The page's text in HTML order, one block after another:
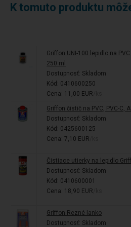
K tomuto produktu
Griffon UNI-100 lepidlo na
250 ml
Dostupnosť: Skladom
Kód: 0410600250
Cena: 11,00 EUR
Griffon čistič na PVC, PVC-C,
Dostupnosť: Skladom
Kód: 0425600125
Cena: 7,10 EUR
Čistiace utierky na lepidlo
Dostupnosť: Skladom
Kód: 0410600001
Cena: 18,90 EUR
Griffon Rezné lanko
Dostupnosť: Skladom